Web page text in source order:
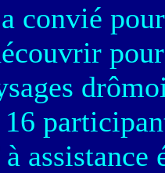
convié
assistance